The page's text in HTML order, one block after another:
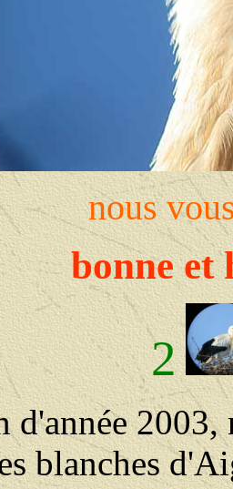
nous
bonne et
2
d'année 2003,
blanches